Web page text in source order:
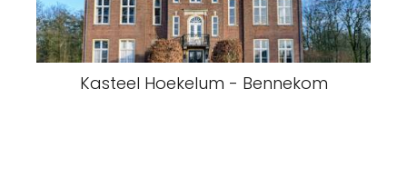
Kasteel Hoekelum - Bennekom